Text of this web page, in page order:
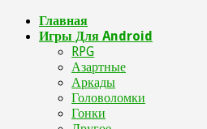
Главная
Игры Для Android
RPG
Азартные
Аркады
Головоломки
Гонки